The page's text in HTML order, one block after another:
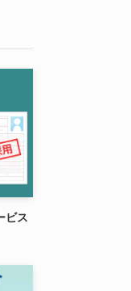
ビス